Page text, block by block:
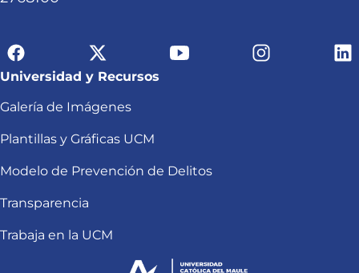
Universidad y Recursos
Galería de Imágenes
Plantillas y Gráficas UCM
Modelo de Prevención de Delitos
Transparencia
Trabaja en la UCM